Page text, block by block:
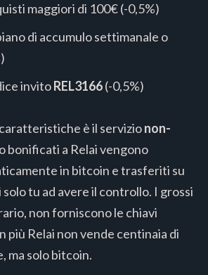
maggiori di 100€ (-0,5%)
di accumulo settimanale o
invitoREL3166(-0,5%)
è il servizionon-
bonificati a Relai vengono
in bitcoin e trasferiti su
solo tu ad avere il controllo. I grossi
non forniscono le chiavi
più Relai non vende centinaia di
ma solo bitcoin.